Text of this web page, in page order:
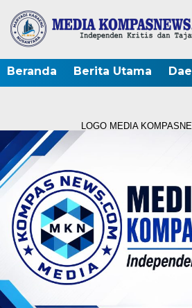
Beranda Berita Utama
LOGO MEDIA